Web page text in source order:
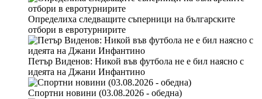
Определиха следващите съперници на българските
отбори в евротурнирите
Петър Виденов: Никой във футбола не е бил наясно с
идеята на Джани Инфантино
Спортни новини (03.08.2026 - обедна)